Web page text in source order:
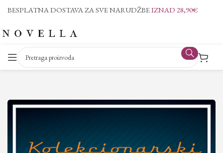
BESPLATNA DOSTAVA ZA SVE NARUDŽBEIZNAD 28,90€